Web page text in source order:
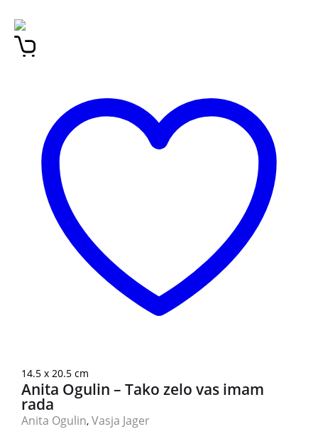
14.5 x 20.5 cm
Anita Ogulin – Tako zelo vas imam
rada
Anita Ogulin, Vasja Jager